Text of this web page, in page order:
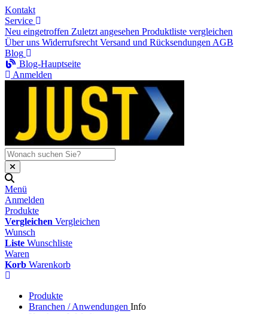
Kontakt
Service
Neu eingetroffen Zuletzt angesehen Produktliste vergleichen
Über uns Widerrufsrecht Versand und Rücksendungen AGB
Blog
Blog-Hauptseite
Anmelden
Menü
Anmelden
Produkte
Vergleichen Vergleichen
Wunsch
Liste Wunschliste
Waren
Korb Warenkorb
Produkte
Branchen / Anwendungen Info